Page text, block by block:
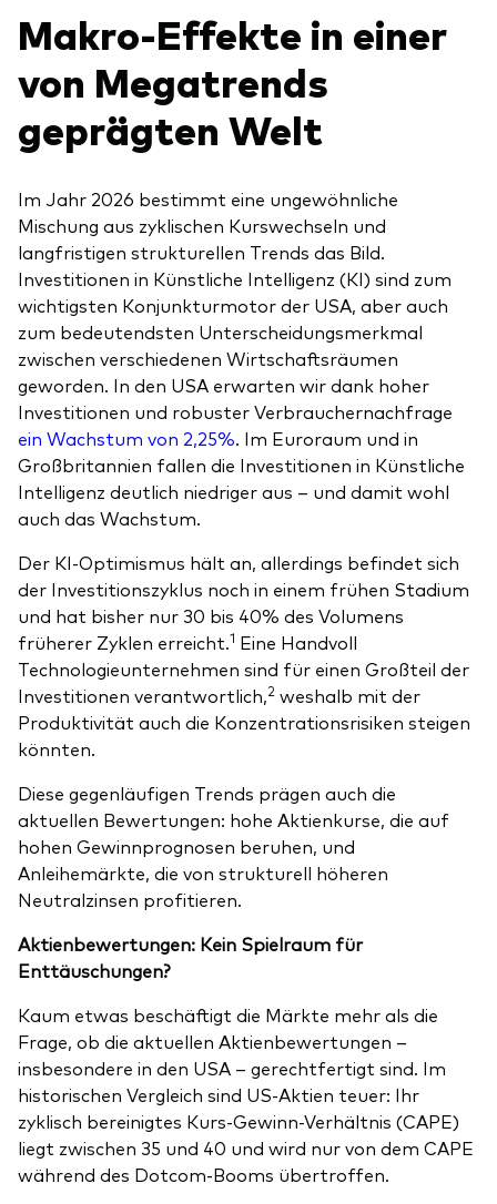
Ressourcen
Marktvolatilität
Research
Anbieterliste
Vanguard Modellportfolios
Vanguard Beratungsstudie
Makro-Effekte in einer
von Megatrends
geprägten Welt
Im Jahr 2026 bestimmt eine ungewöhnliche
Mischung aus zyklischen Kurswechseln und
langfristigen strukturellen Trends das Bild.
Investitionen in Künstliche Intelligenz (KI) sind zum
wichtigsten Konjunkturmotor der USA, aber auch
zum bedeutendsten Unterscheidungsmerkmal
zwischen verschiedenen Wirtschaftsräumen
geworden. In den USA erwarten wir dank hoher
Investitionen und robuster Verbrauchernachfrage
ein Wachstum von 2,25%. Im Euroraum und in
Großbritannien fallen die Investitionen in Künstliche
Intelligenz deutlich niedriger aus – und damit wohl
auch das Wachstum.
Der KI-Optimismus hält an, allerdings befindet sich
der Investitionszyklus noch in einem frühen Stadium
und hat bisher nur 30 bis 40% des Volumens
früherer Zyklen erreicht.1 Eine Handvoll
Technologieunternehmen sind für einen Großteil der
Investitionen verantwortlich,2 weshalb mit der
Produktivität auch die Konzentrationsrisiken steigen
könnten.
Diese gegenläufigen Trends prägen auch die
aktuellen Bewertungen: hohe Aktienkurse, die auf
hohen Gewinnprognosen beruhen, und
Anleihemärkte, die von strukturell höheren
Neutralzinsen profitieren.
Aktienbewertungen: Kein Spielraum für
Enttäuschungen?
Kaum etwas beschäftigt die Märkte mehr als die
Frage, ob die aktuellen Aktienbewertungen –
insbesondere in den USA – gerechtfertigt sind. Im
historischen Vergleich sind US-Aktien teuer: Ihr
zyklisch bereinigtes Kurs-Gewinn-Verhältnis (CAPE)
liegt zwischen 35 und 40 und wird nur von dem CAPE
während des Dotcom-Booms übertroffen.